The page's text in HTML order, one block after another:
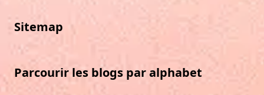
Sitemap
Parcourir les blogs par alphabet